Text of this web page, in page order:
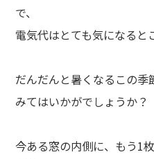
で、
電気代はとても気になると
だんだんと暑くなるこの
みてはいかがでしょうか？
今ある窓の内側に、もう1